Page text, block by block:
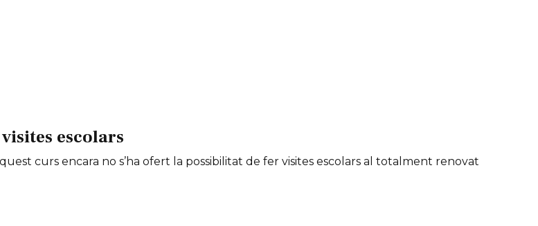
escolars
curs encara no s’ha ofert la possibilitat de fer visites escolars al totalment renovat